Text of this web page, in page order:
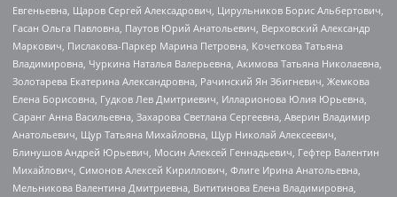
Евгеньевна, Щаров Сергей Алексадрович, Цирульников Борис Альбертович,
Гасан Ольга Павловна, Паутов Юрий Анатольевич, Верховский Александр
Маркович, Пислакова-Паркер Марина Петровна, Кочеткова Татьяна
Владимировна, Чуркина Наталья Валерьевна, Акимова Татьяна Николаевна,
Золотарева Екатерина Александровна, Рачинский Ян Збигневич, Жемкова
Елена Борисовна, Гудков Лев Дмитриевич, Илларионова Юлия Юрьевна,
Саранг Анна Васильевна, Захарова Светлана Сергеевна, Аверин Владимир
Анатольевич, Щур Татьяна Михайловна, Щур Николай Алексеевич,
Блинушов Андрей Юрьевич, Мосин Алексей Геннадьевич, Гефтер Валентин
Михайлович, Симонов Алексей Кириллович, Флиге Ирина Анатольевна,
Мельникова Валентина Дмитриевна, Вититинова Елена Владимировна,